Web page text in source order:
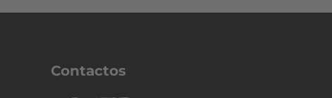
Contactos